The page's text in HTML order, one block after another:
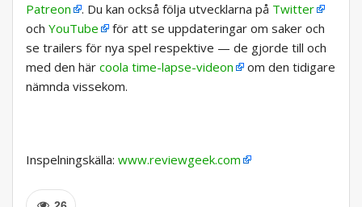
Patreon
. Du kan också följa utvecklarna på Twitter
och YouTube
för att se uppdateringar om saker och
se trailers för nya spel respektive — de gjorde till och
med den här coola time-lapse-videon
om den tidigare
nämnda vissekom.
Inspelningskälla: www.reviewgeek.com